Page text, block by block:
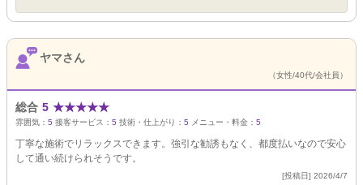
ヤマさん
（女性/40代/会社員）
総合 5 ★★★★★
雰囲気： 5 接客サービス： 5 技術・仕上がり： 5 メニュー・料金： 5
丁寧な施術でリラックスできます。強引な勧誘もなく、都度払いなので安心
して通い続けられそうです。
[投稿日] 2026/4/7